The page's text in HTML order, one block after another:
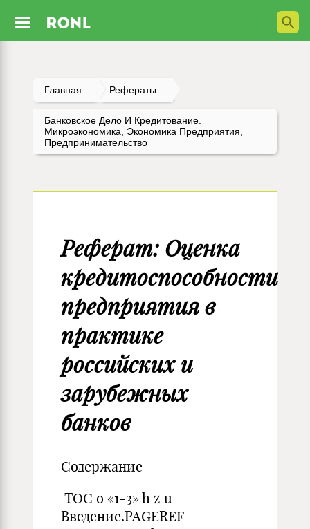
Главная Рефераты
Банковское Дело И Кредитование.
Микроэкономика, Экономика Предприятия,
Предпринимательство
Реферат: Оценка
кредитоспособности
предприятия в
практике
российских и
зарубежных
банков
Содержание
TOC o «1-3» h z u
Введение.PAGEREF